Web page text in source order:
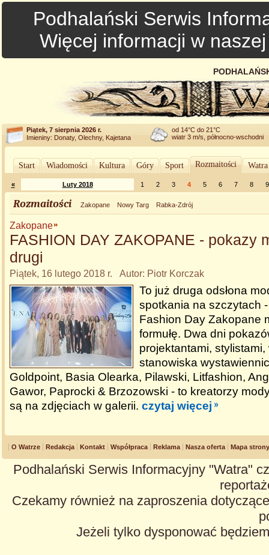
Podhalański Serwis
Więcej informacji w
Piątek, 7 sierpnia 2026 r.
Imieniny: Donaty, Olechny, Kajetana
od 14°C do 21°C
wiatr 3 m/s, północno-wschodni
Start Wiadomości Kultura Góry Sport Rozmaitości
« Luty 2018 1 2 3 4 5 6 7 8 9
Rozmaitości Zakopane Nowy Targ Rabka-Zdrój
Zakopane
FASHION DAY ZAKOPANE - pokazy
drugi
Piątek, 16 lutego 2018 r. Autor: Piotr Korczak
To już druga odsłona
spotkania na szczytach
Fashion Day Zakopane
formułę. Dwa dni
projektantami, stylistami,
stanowiska
Goldpoint, Basia Olearka, Pilawski, Litfashion,
Gawor, Paprocki & Brzozowski - to kreatorzy
są na zdjęciach w galerii. czytaj więcej
O Watrze Redakcja Kontakt Współpraca Reklama Nasza oferta Mapa strony
Podhalański Serwis Informacyjny "Watra"
Czekamy również na zaproszenia
Jeżeli tylko dysponować